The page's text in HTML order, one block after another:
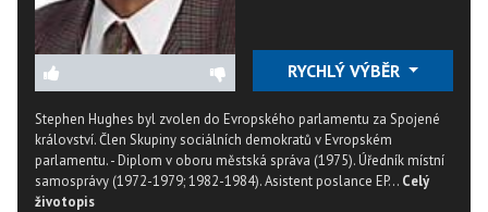
RYCHLÝ VÝBĚR
Stephen Hughes byl zvolen do Evropského parlamentu za Spojené
království. Člen Skupiny sociálních demokratů v Evropském
parlamentu. - Diplom v oboru městská správa (1975). Úředník místní
samosprávy (1972-1979; 1982-1984). Asistent poslance EP... Celý
životopis